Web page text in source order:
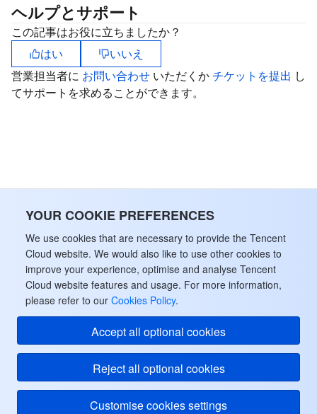
YOUR COOKIE PREFERENCES
We use cookies that are necessary to provide the Tencent
Cloud website. We would also like to use other cookies to
improve your experience, optimise and analyse Tencent
Cloud website features and usage. For more information,
please refer to our Cookies Policy.
Accept all optional cookies
Reject all optional cookies
Customise cookies settings
ヘルプとサポート
この記事はお役に立ちましたか？
はい
いいえ
営業担当者に お問い合わせ いただくかチケットを提出 し
てサポートを求めることができます。